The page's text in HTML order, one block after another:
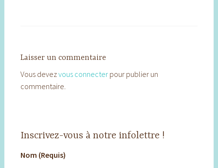
Laisser un commentaire
Vous devezvous connecterpour publier un
commentaire.
Inscrivez-vous à notre infolettre !
Nom (Requis)